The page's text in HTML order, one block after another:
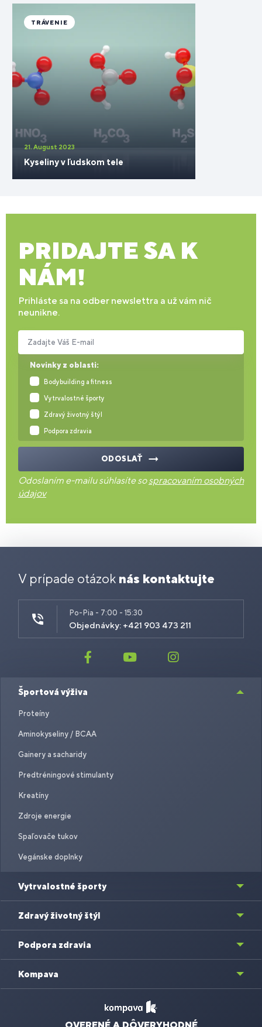
21. August 2023
Kyseliny v ľudskom tele
TRÁVENIE
PRIDAJTE SA K
NÁM!
Prihláste sa na odber newslettra a už vám nič
neunikne.
Novinky z oblasti:
Bodybuilding a fitness
Vytrvalostné športy
Zdravý životný štýl
Podpora zdravia
Zadajte Váš E-mail
ODOSLAŤ
Odoslaním e-mailu súhlasíte sospracovaním osobných
údajov
V prípade otázok nás kontaktujte
Po-Pia - 7:00 - 15:30
Objednávky: +421 903 473 211
Športová výživa
Proteíny
Aminokyseliny / BCAA
Gainery a sacharidy
Predtréningové stimulanty
Kreatíny
Zdroje energie
Spaľovače tukov
Vegánske doplnky
Vytrvalostné športy
Zdravý životný štýl
Podpora zdravia
Kompava